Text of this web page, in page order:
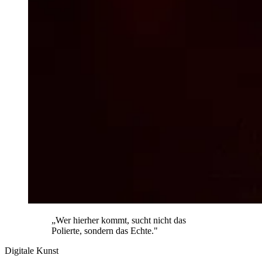
„Wer hierher kommt, sucht nicht das
Polierte, sondern das Echte."
Digitale Kunst